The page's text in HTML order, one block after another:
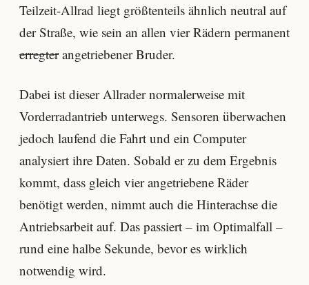
Teilzeit-Allrad liegt größtenteils ähnlich neutral auf
der Straße, wie sein an allen vier Rädern permanent
erregterangetriebener Bruder.
Dabei ist dieser Allrader normalerweise mit
Vorderradantrieb unterwegs. Sensoren überwachen
jedoch laufend die Fahrt und ein Computer
analysiert ihre Daten. Sobald er zu dem Ergebnis
kommt, dass gleich vier angetriebene Räder
benötigt werden, nimmt auch die Hinterachse die
Antriebsarbeit auf. Das passiert – im Optimalfall –
rund eine halbe Sekunde, bevor es wirklich
notwendig wird.